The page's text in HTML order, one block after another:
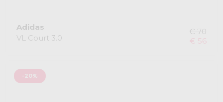
Adidas
VL Court 3.0
€ 70
€ 56
-20%